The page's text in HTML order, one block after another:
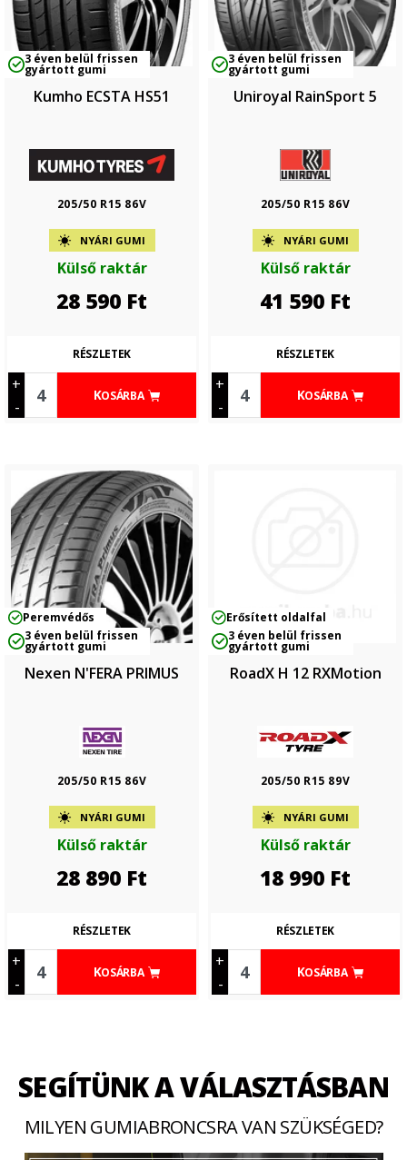
3 éven belül frissen
gyártott gumi
Kumho ECSTA HS51
205/50 R15 86V
NYÁRI GUMI
Külső raktár
28 590 Ft
+
-
KOSÁRBA
RÉSZLETEK
3 éven belül frissen
gyártott gumi
Uniroyal RainSport 5
205/50 R15 86V
NYÁRI GUMI
Külső raktár
41 590 Ft
+
-
KOSÁRBA
RÉSZLETEK
Peremvédős
3 éven belül frissen
gyártott gumi
Nexen N'FERA PRIMUS
205/50 R15 86V
NYÁRI GUMI
Külső raktár
28 890 Ft
+
-
KOSÁRBA
RÉSZLETEK
Erősített oldalfal
3 éven belül frissen
gyártott gumi
RoadX H 12 RXMotion
205/50 R15 89V
NYÁRI GUMI
Külső raktár
18 990 Ft
+
-
KOSÁRBA
RÉSZLETEK
SEGÍTÜNK A VÁLASZTÁSBAN
MILYEN GUMIABRONCSRA VAN SZÜKSÉGED?